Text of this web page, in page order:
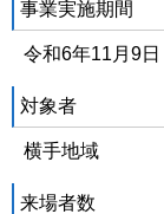
事業実施期間
令和6年11月9日
対象者
横手地域
来場者数